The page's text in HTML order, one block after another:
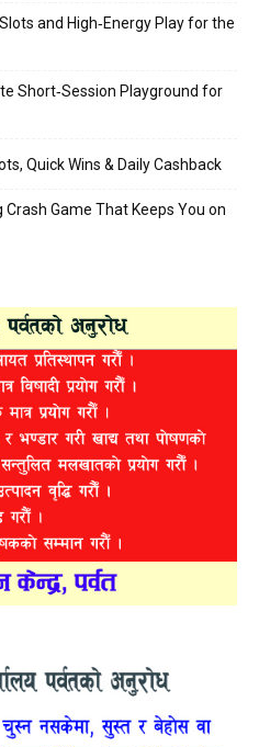
and High‑Energy Play for the
Short‑Session Playground for
Quick Wins & Daily Cashback
Game That Keeps You on